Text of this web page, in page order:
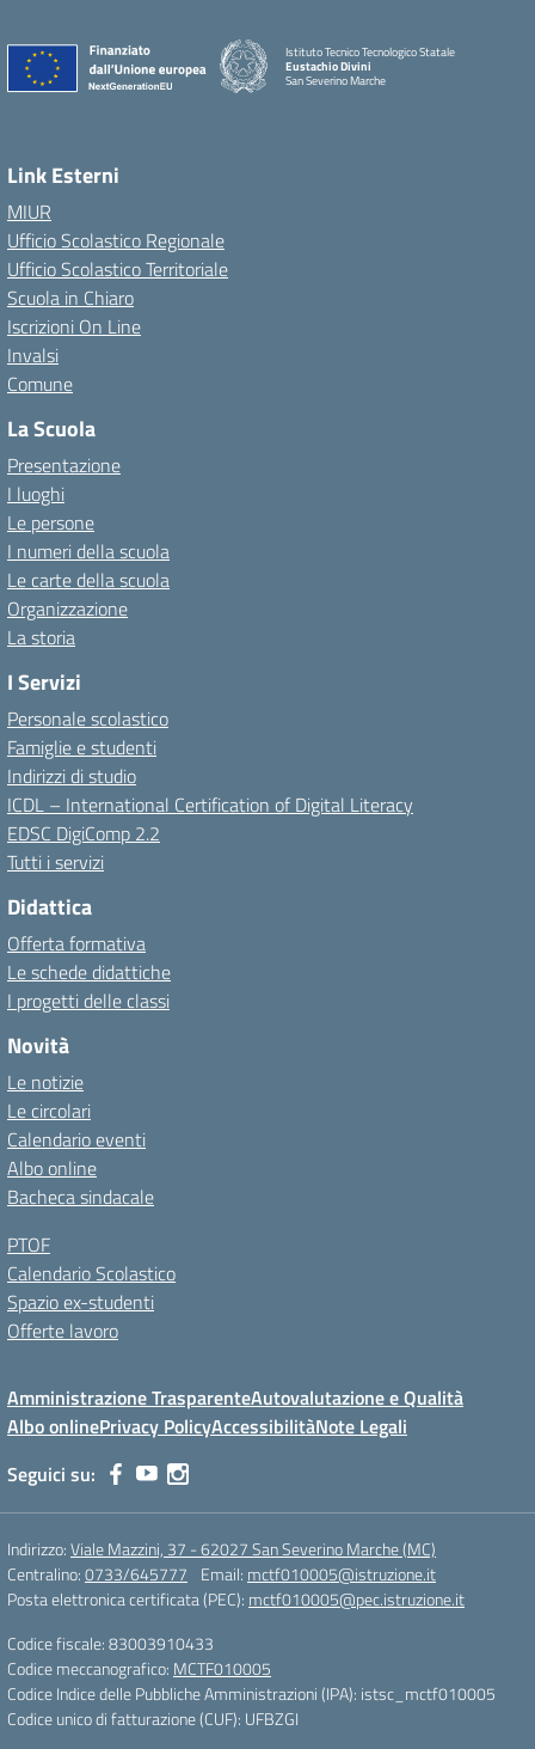
Istituto Tecnico Tecnologico Statale
Eustachio Divini
San Severino Marche
Link Esterni
MIUR
Ufficio Scolastico Regionale
Ufficio Scolastico Territoriale
Scuola in Chiaro
Iscrizioni On Line
Invalsi
Comune
La Scuola
Presentazione
I luoghi
Le persone
I numeri della scuola
Le carte della scuola
Organizzazione
La storia
I Servizi
Personale scolastico
Famiglie e studenti
Indirizzi di studio
ICDL – International Certification of Digital Literacy
EDSC DigiComp 2.2
Tutti i servizi
Didattica
Offerta formativa
Le schede didattiche
I progetti delle classi
Novità
Le notizie
Le circolari
Calendario eventi
Albo online
Bacheca sindacale
PTOF
Calendario Scolastico
Spazio ex-studenti
Offerte lavoro
Amministrazione TrasparenteAutovalutazione e Qualità
Albo onlinePrivacy PolicyAccessibilitàNote Legali
Seguici su:
Indirizzo:Viale Mazzini, 37 - 62027 San Severino Marche (MC)
Centralino:0733/645777 Email: mctf010005@istruzione.it
Posta elettronica certificata (PEC): mctf010005@pec.istruzione.it
Codice fiscale: 83003910433
Codice meccanografico: MCTF010005
Codice Indice delle Pubbliche Amministrazioni (IPA): istsc_mctf010005
Codice unico di fatturazione (CUF): UFBZGI